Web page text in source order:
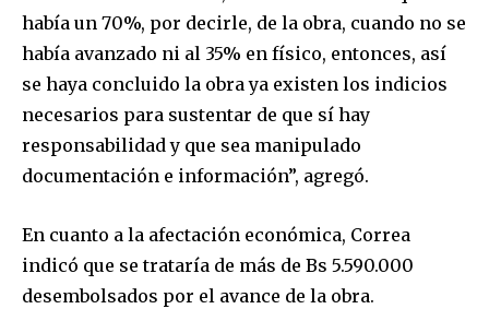
Join our community of
SUBSCRIBERS and be part of the
conversation.
To subscribe, simply enter your email address on our website
or click the subscribe button below. Don't worry, we respect
your privacy and won't spam your inbox. Your information is
safe with us.
había un 70%, por decirle, de la obra, cuando no se
había avanzado ni al 35% en físico, entonces, así
se haya concluido la obra ya existen los indicios
necesarios para sustentar de que sí hay
responsabilidad y que sea manipulado
documentación e información”, agregó.
En cuanto a la afectación económica, Correa
indicó que se trataría de más de Bs 5.590.000
desembolsados por el avance de la obra.